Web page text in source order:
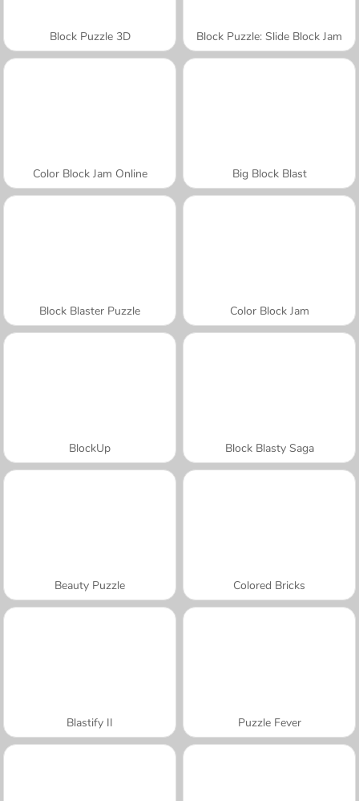
Block Puzzle 3D Block Puzzle: Slide Block Jam
Color Block Jam Online Big Block Blast
Block Blaster Puzzle Color Block Jam
BlockUp Block Blasty Saga
Beauty Puzzle Colored Bricks
Blastify II Puzzle Fever